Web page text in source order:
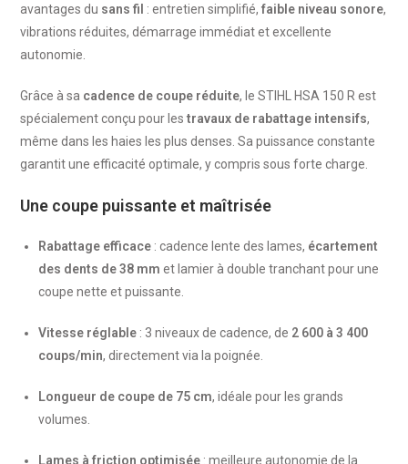
avantages du sans fil : entretien simplifié,faible niveau sonore,
vibrations réduites, démarrage immédiat et excellente
autonomie.
Grâce à sa cadence de coupe réduite, le STIHL HSA 150 R est
spécialement conçu pour lestravaux de rabattage intensifs,
même dans les haies les plus denses. Sa puissance constante
garantit une efficacité optimale, y compris sous forte charge.
Une coupe puissante et maîtrisée
Rabattage efficace : cadence lente des lames, écartement
des dents de 38 mm et lamier à double tranchant pour une
coupe nette et puissante.
Vitesse réglable : 3 niveaux de cadence, de 2 600 à 3 400
coups/min, directement via la poignée.
Longueur de coupe de 75 cm, idéale pour les grands
volumes.
Lames à friction optimisée : meilleure autonomie de la